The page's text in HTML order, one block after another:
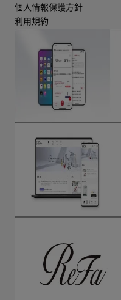
個人情報保護方針
利用規約